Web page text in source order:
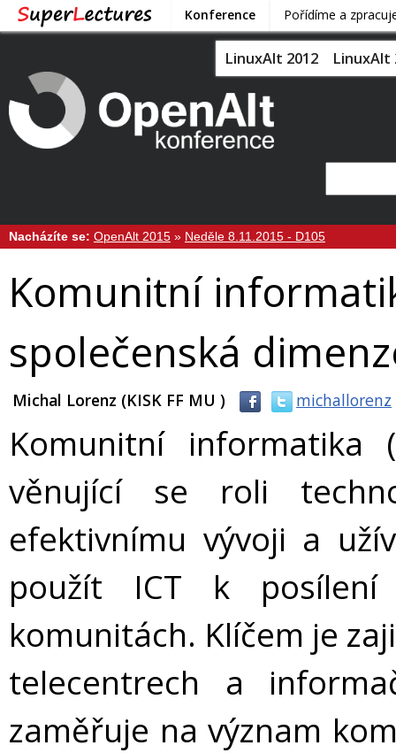
Konference Pořídíme a
LinuxAlt 2012 LinuxAlt
Nacházíte se: OpenAlt 2015 » Neděle 8.11.2015 - D105
Komunitní
společenská
Michal Lorenz (KISK FF MU ) michallorenz
Komunitní
věnující se roli
efektivnímu vývoji a
použít ICT k
komunitách. Klíčem je
telecentrech a
zaměřuje na význam